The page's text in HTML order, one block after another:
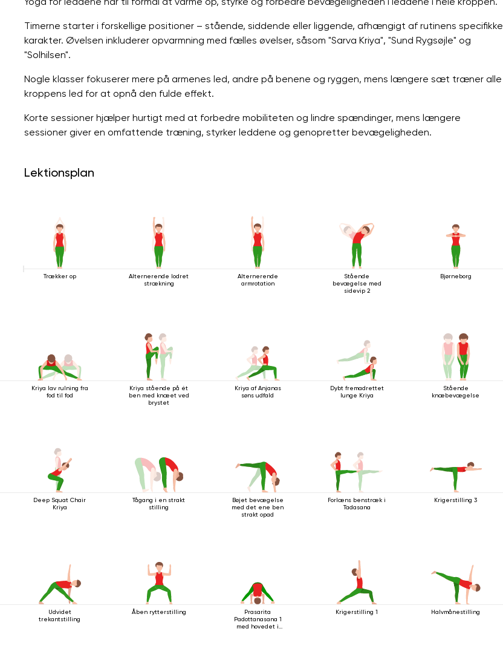
Timerne starter i forskellige positioner – stående, siddende eller liggende, afhængigt af rutinens specifikke
karakter. Øvelsen inkluderer opvarmning med fælles øvelser, såsom "Sarva Kriya", "Sund Rygsøjle" og
"Solhilsen".
Nogle klasser fokuserer mere på armenes led, andre på benene og ryggen, mens længere sæt træner alle
kroppens led for at opnå den fulde effekt.
Korte sessioner hjælper hurtigt med at forbedre mobiliteten og lindre spændinger, mens længere
sessioner giver en omfattende træning, styrker leddene og genopretter bevægeligheden.
Lektionsplan
Trækker op
Alternerende lodret
strækning
Alternerende
armrotation
Stående
bevægelse med
sidevip 2
Bjørneborg
Kriya lav rulning fra
fod til fod
Kriya stående på ét
ben med knæet ved
brystet
Kriya af Anjanas
søns udfald
Dybt fremadrettet
lunge Kriya
Stående
knæbevægelse
Deep Squat Chair
Kriya
Tågang i en strakt
stilling
Bøjet bevægelse
med det ene ben
strakt opad
Forlæns benstræk i
Tadasana
Krigerstilling 3
Udvidet
trekantstilling
Åben rytterstilling
Prasarita
Padottanasana 1
med hovedet i
Krigerstilling 1 Halvmånestilling